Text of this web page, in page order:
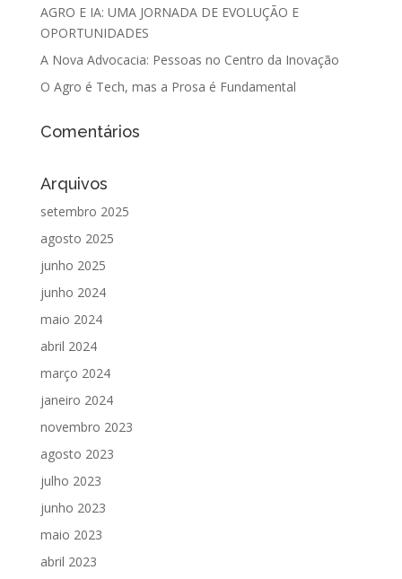
AGRO E IA: UMA JORNADA DE EVOLUÇÃO E
OPORTUNIDADES
A Nova Advocacia: Pessoas no Centro da Inovação
O Agro é Tech, mas a Prosa é Fundamental
Comentários
Arquivos
setembro 2025
agosto 2025
junho 2025
junho 2024
maio 2024
abril 2024
março 2024
janeiro 2024
novembro 2023
agosto 2023
julho 2023
junho 2023
maio 2023
abril 2023